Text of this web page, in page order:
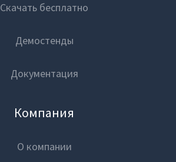
Скачать бесплатно
Демостенды
Документация
Компания
О компании